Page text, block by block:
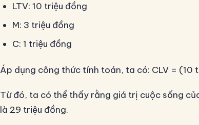
LTV: 10 triệu đồng
M: 3 triệu đồng
C: 1 triệu đồng
Áp dụng công thức tính toán, ta có: CLV = (10
Từ đó, ta có thể thấy rằng giá trị cuộc sống
là 29 triệu đồng.